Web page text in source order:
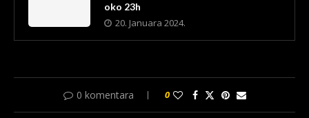
oko 23h
20. Januara 2024.
0 komentara 0